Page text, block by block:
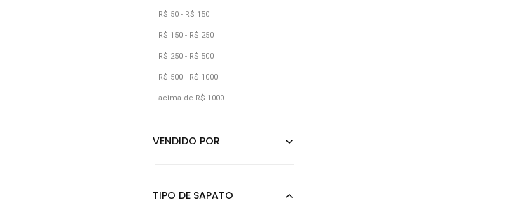
R$ 50 - R$ 150
R$ 150 - R$ 250
R$ 250 - R$ 500
R$ 500 - R$ 1000
acima de R$ 1000